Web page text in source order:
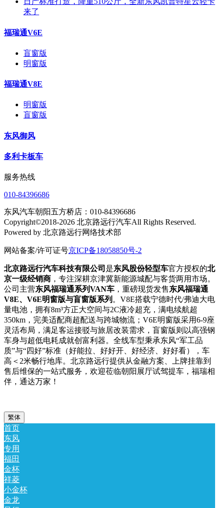
来了
福瑞通V6E
盲窗版
明窗版
福瑞通V8E
明窗版
盲窗版
东风御风
多利卡板车
服务热线
010-84396686
东风汽车朝阳五方桥店：010-84396686
Copyright©2018-2026 北京路远行汽车All Rights Reserved.
Powered by 北京路远行网络技术部
网站备案/许可证号京ICP备18058850号-2
北京路远行汽车科技有限公司 是东风股份轻型车官方授权的北
京一级经销商 ，专注深耕京津冀新能源城配与客货两用市场。
公司主营东风福瑞通系列VAN车 ，重磅现货发售东风福瑞通
V8E、V6E明窗版与盲窗版系列 。V8E搭载宁德时代/弗迪大电
量电池，拥有8m³方正大空间与2C液冷超充，满电续航超
350km，完美适配商超配送与跨城物流；V6E明窗版采用6-9座
灵活布局，满足客运接驳与旅居改装需求，盲窗版则以高强钢
车身与超低电耗成就创富利器。全线车型秉承东风“军工品
质”与“四好”标准（好能拉、好好开、好经济、好好看），车
高＜2米畅行地库。北京路远行提供从金融方案、上牌挂靠到
售后维保的一站式服务，欢迎莅临朝阳展厅试驾提车，福瑞相
伴，通达万家！
繁体
首页
东风
专用
福田
金杯
祥菱
小金杯
金龙